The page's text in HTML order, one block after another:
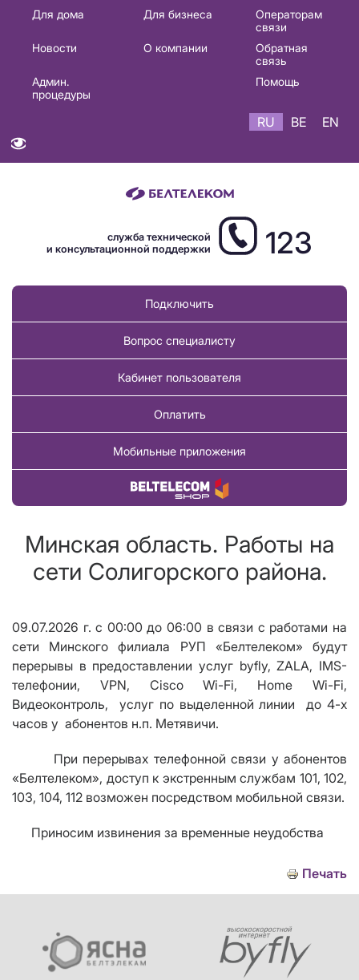
Основная
навигация
Для дома Для бизнеса
Операторам
связи
Новости
О компании
Обратная
связь
Админ.
процедуры
Помощь
RU BE EN
служба технической
и консультационной поддержки
123
Подключить
Вопрос специалисту
Кабинет пользователя
Оплатить
Мобильные приложения
Купить товар
Минская область. Работы на
сети Солигорского района.
09.07.2026 г. с 00:00 до 06:00 в связи с работами на
сети Минского филиала РУП «Белтелеком» будут
перерывы в предоставлении услуг byfly, ZALA, IMS-
телефонии, VPN, Cisco Wi-Fi, Home Wi-Fi,
Видеоконтроль, услуг по выделенной линии до 4-х
часов у абонентов н.п. Метявичи.
При перерывах телефонной связи у абонентов
«Белтелеком», доступ к экстренным службам 101, 102,
103, 104, 112 возможен посредством мобильной связи.
Приносим извинения за временные неудобства
Печать